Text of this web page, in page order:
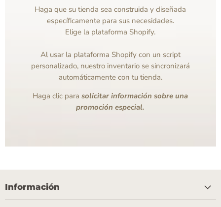
Haga que su tienda sea construida y diseñada
específicamente para sus necesidades.
Elige la plataforma Shopify.
Al usar la plataforma Shopify con un script
personalizado, nuestro inventario se sincronizará
automáticamente con tu tienda.
Haga clic parasolicitar información sobre una
promoción especial.
Información